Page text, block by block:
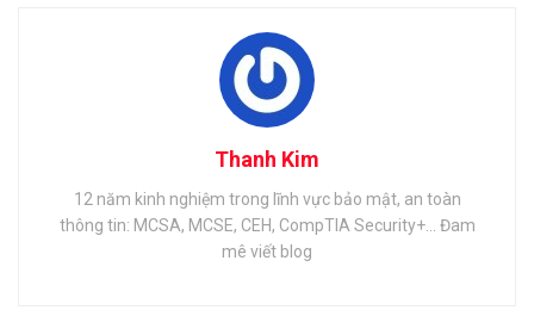
Thanh Kim
12 năm kinh nghiệm trong lĩnh vực bảo mật, an toàn
thông tin: MCSA, MCSE, CEH, CompTIA Security+... Đam
mê viết blog